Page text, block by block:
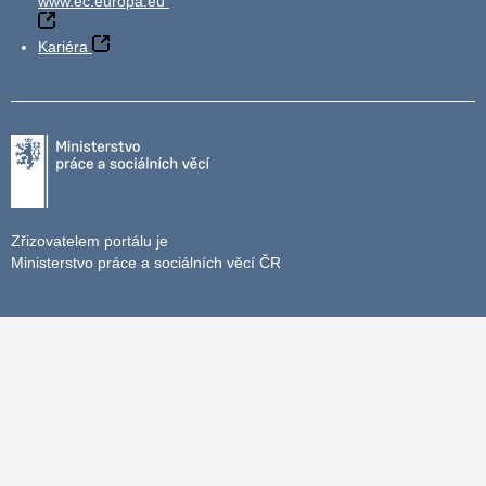
Kariéra
Zřizovatelem portálu je
Ministerstvo práce a sociálních věcí ČR